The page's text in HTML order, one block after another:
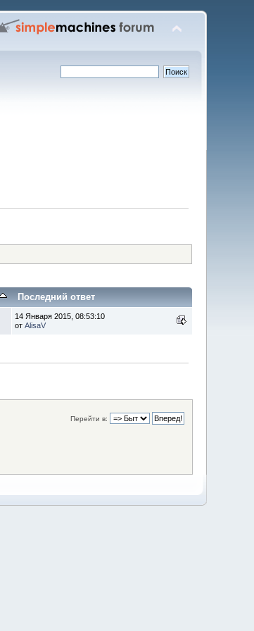
Последний ответ
14 Января 2015, 08:53:10
отAlisaV
Перейти в: